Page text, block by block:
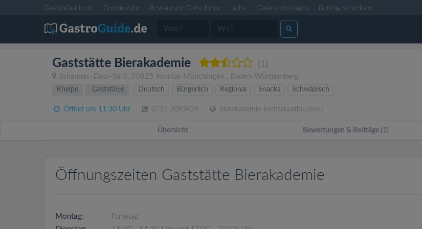
GastroGuide.de Community Restaurant-Gutscheine Jobs Gastro eintragen Beitrag schreiben
Gaststätte Bierakademie (1)
Johannes-Daur-Str.3, 70825 Korntal-Münchingen , Baden-Württemberg
Kneipe
Gaststätte Deutsch Bürgerlich Regional Snacks Schwäbisch
Öffnet um 11:30 Uhr 0711 7093424 bierakademie-korntal.eatbu.com/
Übersicht Bewertungen & Beiträge (1)
Öffnungszeiten Gaststätte Bierakademie
Montag:
Ruhetag